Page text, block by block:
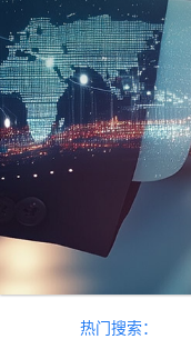
热门搜索：